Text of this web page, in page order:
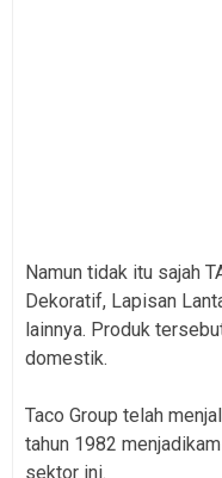
Namun tidak itu sajah
Dekoratif, Lapisan
lainnya. Produk
domestik.
Taco Group telah
tahun 1982
sektor ini.